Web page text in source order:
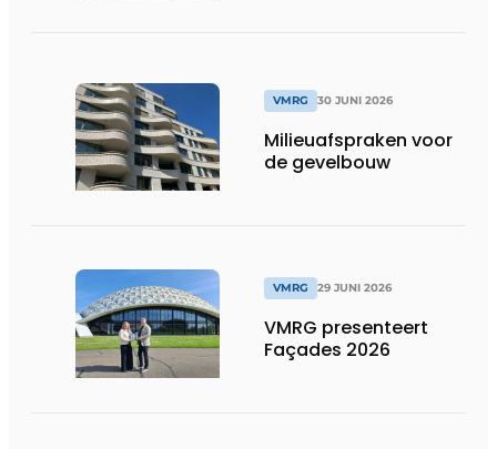
VMRG 30 JUNI 2026
Milieuafspraken voor
de gevelbouw
VMRG 29 JUNI 2026
VMRG presenteert
Façades 2026